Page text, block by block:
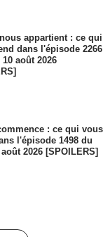
appartient : ce qui
dans l'épisode 2266
août 2026
: ce qui vous
l'épisode 1498 du
2026 [SPOILERS]